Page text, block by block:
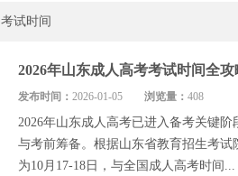
考试时间
2026年山东成人高考考试时间全
发布时间： 2026-01-05 浏览量： 408
2026年山东成人高考已进入备考关键
与考前筹备。根据山东省教育招生考试
为10月17-18日，与全国成人高考时间...